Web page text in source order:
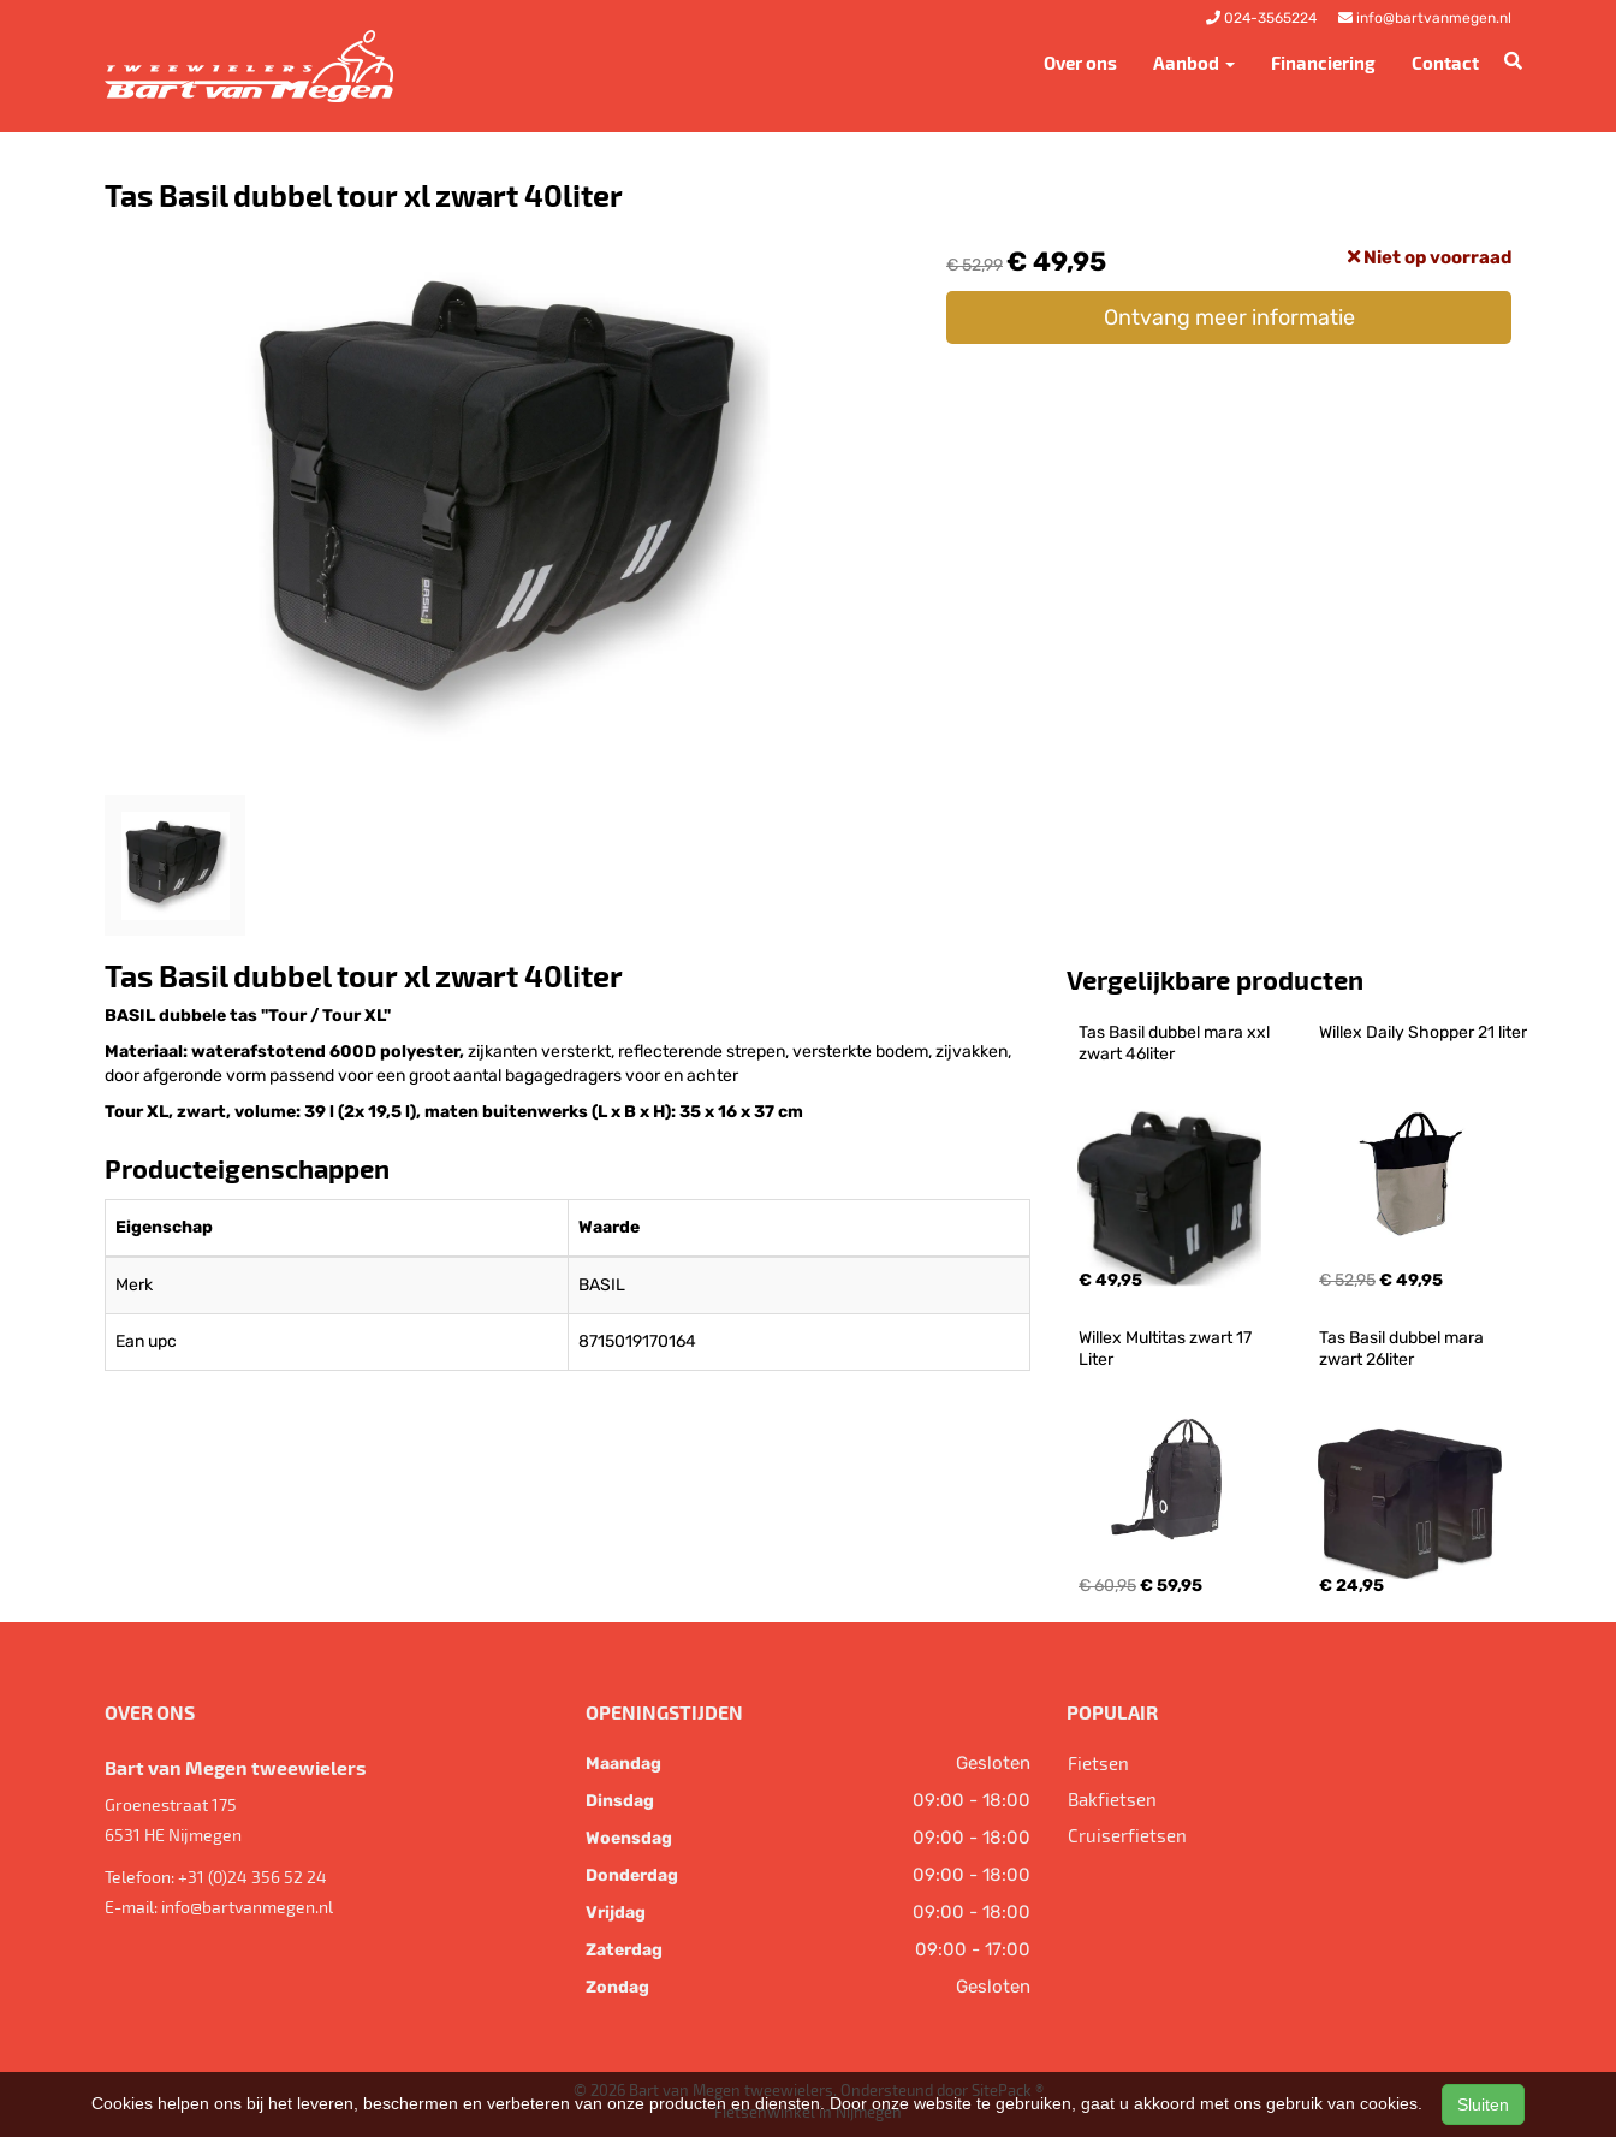
024-3565224 info@bartvanmegen.nl
Over ons Aanbod Financiering Contact
Tas Basil dubbel tour xl zwart 40liter
€ 52,99€ 49,95 Niet op voorraad
Ontvang meer informatie
Tas Basil dubbel tour xl zwart 40liter
BASIL dubbele tas "Tour / Tour XL"
Materiaal: waterafstotend 600D polyester,zijkanten versterkt, reflecterende strepen, versterkte bodem, zijvakken,
door afgeronde vorm passend voor een groot aantal bagagedragers voor en achter
Tour XL, zwart, volume: 39 l (2x 19,5 l), maten buitenwerks (L x B x H): 35 x 16 x 37 cm
Producteigenschappen
Eigenschap Waarde
Merk BASIL
Ean upc 8715019170164
Vergelijkbare producten
Tas Basil dubbel mara xxl
zwart 46liter
€ 49,95
Willex Daily Shopper 21 liter
€ 52,95€ 49,95
Willex Multitas zwart 17
Liter
€ 60,95€ 59,95
Tas Basil dubbel mara
zwart 26liter
€ 24,95
OVER ONS
Bart van Megen tweewielers
Groenestraat 175
6531 HE Nijmegen
Telefoon:+31 (0)24 356 52 24
E-mail: info@bartvanmegen.nl
OPENINGSTIJDEN
Maandag Gesloten
Dinsdag 09:00 - 18:00
Woensdag 09:00 - 18:00
Donderdag 09:00 - 18:00
Vrijdag 09:00 - 18:00
Zaterdag 09:00 - 17:00
Zondag Gesloten
POPULAIR
Fietsen
Bakfietsen
Cruiserfietsen
© 2026 Bart van Megen tweewielers. Ondersteund door SitePack ®
Fietsenwinkel in Nijmegen
Cookies helpen ons bij het leveren, beschermen en verbeteren van onze producten en diensten. Door onze website te gebruiken, gaat u akkoord met ons gebruik van cookies. Sluiten